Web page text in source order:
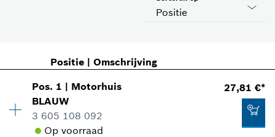
Positie
Positie| Omschrijving
Pos. 1 | Motorhuis
BLAUW
3 605 108 092
Op voorraad
27,81 €*